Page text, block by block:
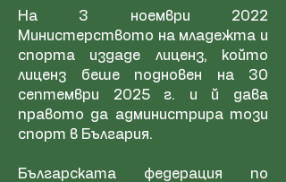
На 3 ноември 2022
Министерството на младежта и
спорта издаде лиценз, който
лиценз беше подновен на 30
септември 2025 г. и й дава
правото да администрира този
спорт в България.
Българската федерация по